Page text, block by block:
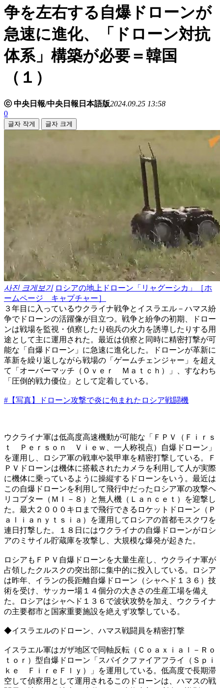
争を左右する自爆ドローンが
急速に進化、「ドローン対抗
体系」構築が必要＝韓国
（１）
ⓒ 中央日報/中央日報日本語版2024.09.25 13:58
0
글자 작게 글자 크게
사진 크게보기 ロシアの地上ドローン「リャグーシカ」［ホ
ームページ キャプチャー］
３年目に入っているウクライナ戦争とイスラエル－ハマス紛
争でドローンの活躍像が目立つ。戦争と紛争の初期、ドロー
ンは戦場を監視・偵察したり砲兵の火力を誘導したりする用
途として主に運用された。最近は偵察と同時に精密打撃が可
能な「自爆ドローン」に急速に進化した。ドローンが革新に
革新を繰り返しながら戦場の「ゲームチェンジャー」を超え
て「オーバーマッチ（Ｏｖｅｒ Ｍａｔｃｈ）」、すなわち
「圧倒的戦力優位」として定着している。
#【写真】ドローン攻撃で炎に包まれたロシア戦闘機
ウクライナ軍は低高度高速機動が可能な「ＦＰＶ（Ｆｉｒｓ
ｔ Ｐｅｒｓｏｎ Ｖｉｅｗ、一人称視点）自爆ドローン」
を運用し、ロシア軍の戦車や装甲車を精密打撃している。Ｆ
ＰＶドローンは機体に搭載されたカメラを利用して人が実際
に機体に乗っているように操縦するドローンをいう。最近は
この自爆ドローンを利用して飛行中だったロシア軍の攻撃ヘ
リコプター（ＭＩ－８）と無人機（Ｌａｎｃｅｔ）を迎撃し
た。最大２０００キロまで飛行できるロケットドローン（Ｐ
ａｌｉａｎｙｔｓｉａ）を運用してロシアの首都モスクワを
連日打撃した。１８日にはウクライナの自爆ドローンがロシ
アのミサイル貯蔵庫を攻撃し、大規模な爆発が起きた。
ロシアもＦＰＶ自爆ドローンを大量生産し、ウクライナ軍が
占領したクルスクの突出部に集中的に投入している。ロシア
は昨年、イランの長距離自爆ドローン（シャヘド１３６）技
術を受け、サッカー場１４個分の大きさの生産工場を備え
た。ロシアはシャヘド１３６で波状攻勢を加え、ウクライナ
の主要都市と国家重要施設を絶えず攻撃している。
◆イスラエルのドローン、ハマス戦闘員を精密打撃
イスラエル軍はガザ地区で同軸反転（Ｃｏａｘｉａｌ－Ｒｏ
ｔｏｒ）型自爆ドローン「スパイクファイアフライ（Ｓｐｉ
ｋｅ ＦｉｒｅＦｌｙ）」を運用している。低高度で長期滞
空して偵察用として運用されるこのドローンは、ハマスの戦